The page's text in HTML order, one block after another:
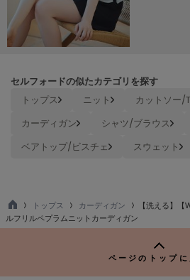
nezu
ネズ
NOWNS
ヌル
On
オン
セルフォードの似たカテゴリを探す
トップス ニット
カットソー/
カーディガン
シャツ/ブラウス
ベアトップ/ビスチェ
スウェット
TO
P
トップス カーディガン
【洗える】【
ルフリルペプラムニットカーディガン
ページのトップに